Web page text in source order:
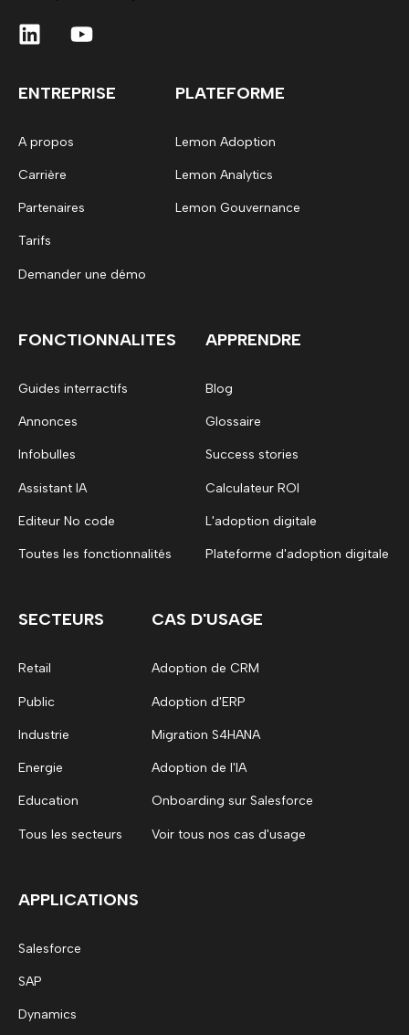
ENTREPRISE
A propos
Carrière
Partenaires
Tarifs
Demander une démo
PLATEFORME
Lemon Adoption
Lemon Analytics
Lemon Gouvernance
FONCTIONNALITES
Guides interractifs
Annonces
Infobulles
Assistant IA
Editeur No code
Toutes les fonctionnalités
APPRENDRE
Blog
Glossaire
Success stories
Calculateur ROI
L'adoption digitale
Plateforme d'adoption digitale
SECTEURS
Retail
Public
Industrie
Energie
Education
Tous les secteurs
CAS D'USAGE
Adoption de CRM
Adoption d'ERP
Migration S4HANA
Adoption de l'IA
Onboarding sur Salesforce
Voir tous nos cas d'usage
APPLICATIONS
Salesforce
SAP
Dynamics